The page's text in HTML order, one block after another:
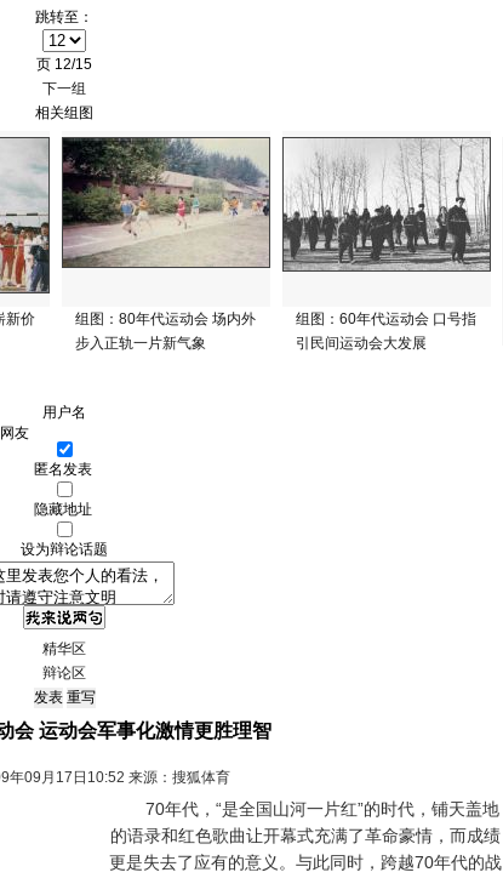
跳转至：
页 12/15
下一组
相关组图
新价
组图：80年代运动会 场内外
步入正轨一片新气象
组图：60年代运动会 口号指
引民间运动会大发展
用户名
匿名发表
隐藏地址
设为辩论话题
精华区
辩论区
会 运动会军事化激情更胜理智
年09月17日10:52 来源：搜狐体育
70年代，“是全国山河一片红”的时代，铺天盖地
的语录和红色歌曲让开幕式充满了革命豪情，而成绩
更是失去了应有的意义。与此同时，跨越70年代的战